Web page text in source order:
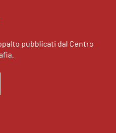
pubblicati dal Centro